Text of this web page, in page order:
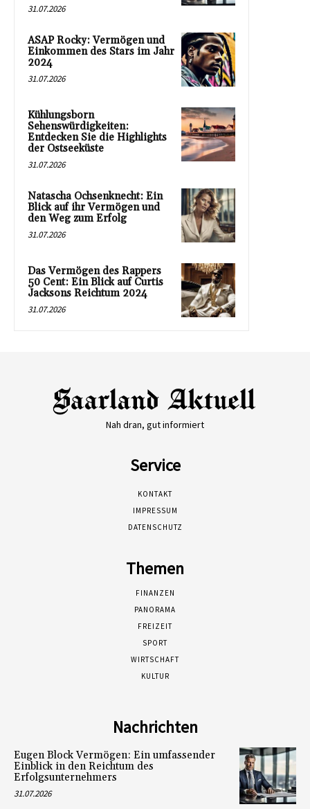
31.07.2026
ASAP Rocky: Vermögen und
Einkommen des Stars im Jahr
2024
31.07.2026
Kühlungsborn
Sehenswürdigkeiten:
Entdecken Sie die Highlights
der Ostseeküste
31.07.2026
Natascha Ochsenknecht: Ein
Blick auf ihr Vermögen und
den Weg zum Erfolg
31.07.2026
Das Vermögen des Rappers
50 Cent: Ein Blick auf Curtis
Jacksons Reichtum 2024
31.07.2026
Nah dran, gut informiert
Service
KONTAKT
IMPRESSUM
DATENSCHUTZ
Themen
FINANZEN
PANORAMA
FREIZEIT
SPORT
WIRTSCHAFT
KULTUR
Nachrichten
Eugen Block Vermögen: Ein umfassender
Einblick in den Reichtum des
Erfolgsunternehmers
31.07.2026